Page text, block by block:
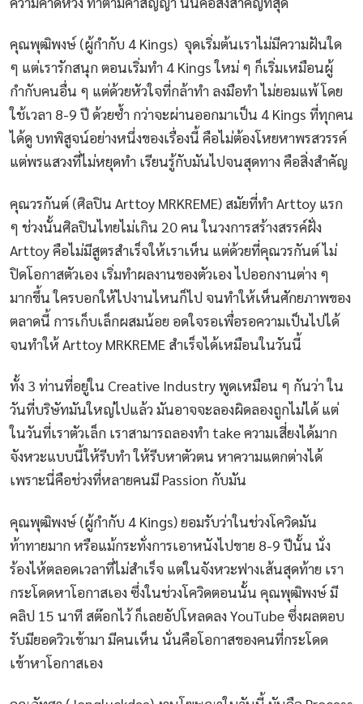
คุณพุฒิพงษ์ (ผู้กำกับ 4 Kings) จุดเริ่มต้นเราไม่มีความฝันใด
ๆ แต่เรารักสนุก ตอนเริ่มทำ 4 Kings ใหม่ ๆ ก็เริ่มเหมือนผู้
กำกับคนอื่น ๆ แต่ด้วยหัวใจที่กล้าทำ ลงมือทำ ไม่ยอมแพ้ โดย
ใช้เวลา 8-9 ปี ด้วยซ้ำ กว่าจะผ่านออกมาเป็น 4 Kings ที่ทุกคน
ได้ดู บทพิสูจน์อย่างหนึ่งของเรื่องนี้ คือไม่ต้องโหยหาพรสวรรค์
แต่พรแสวงที่ไม่หยุดทำ เรียนรู้กับมันไปจนสุดทาง คือสิ่งสำคัญ
คุณวรกันต์ (ศิลปิน Arttoy MRKREME) สมัยที่ทำ Arttoy แรก
ๆ ช่วงนั้นศิลปินไทยไม่เกิน 20 คน ในวงการสร้างสรรค์ฝั่ง
Arttoy คือไม่มีสูตรสำเร็จให้เราเห็น แต่ด้วยที่คุณวรกันต์ ไม่
ปิดโอกาสตัวเอง เริ่มทำผลงานของตัวเอง ไปออกงานต่าง ๆ
มากขึ้น ใครบอกให้ไปงานไหนก็ไป จนทำให้เห็นศักยภาพของ
ตลาดนี้ การเก็บเล็กผสมน้อย อดใจรอเพื่อรอความเป็นไปได้
จนทำให้ Arttoy MRKREME สำเร็จได้เหมือนในวันนี้
ทั้ง 3 ท่านที่อยู่ใน Creative Industry พูดเหมือน ๆ กันว่า ใน
วันที่บริษัทมันใหญ่ไปแล้ว มันอาจจะลองผิดลองถูกไม่ได้ แต่
ในวันที่เราตัวเล็ก เราสามารถลองทำ take ความเสี่ยงได้มาก
จังหวะแบบนี้ให้รีบทำ ให้รีบหาตัวตน หาความแตกต่างได้
เพราะนี่คือช่วงที่หลายคนมี Passion กับมัน
คุณพุฒิพงษ์ (ผู้กำกับ 4 Kings) ยอมรับว่าในช่วงโควิดมัน
ท้าทายมาก หรือแม้กระทั่งการเอาหนังไปขาย 8-9 ปีนั้น นั่ง
ร้องไห้ตลอดเวลาที่ไม่สำเร็จ แต่ในจังหวะฟางเส้นสุดท้าย เรา
กระโดดหาโอกาสเอง ซึ่งในช่วงโควิดตอนนั้น คุณพุฒิพงษ์ มี
คลิป 15 นาที สต๊อกไว้ ก็เลยอัปโหลดลง YouTube ซึ่งผลตอบ
รับมียอดวิวเข้ามา มีคนเห็น นั่นคือโอกาสของคนที่กระโดด
เข้าหาโอกาสเอง